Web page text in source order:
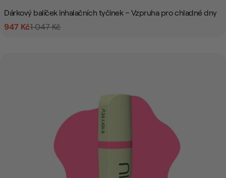
Dárkový balíček inhalačních tyčinek – Vzpruha pro chladné dny
Prodejní
947 Kč
Běžná 1 047 Kč